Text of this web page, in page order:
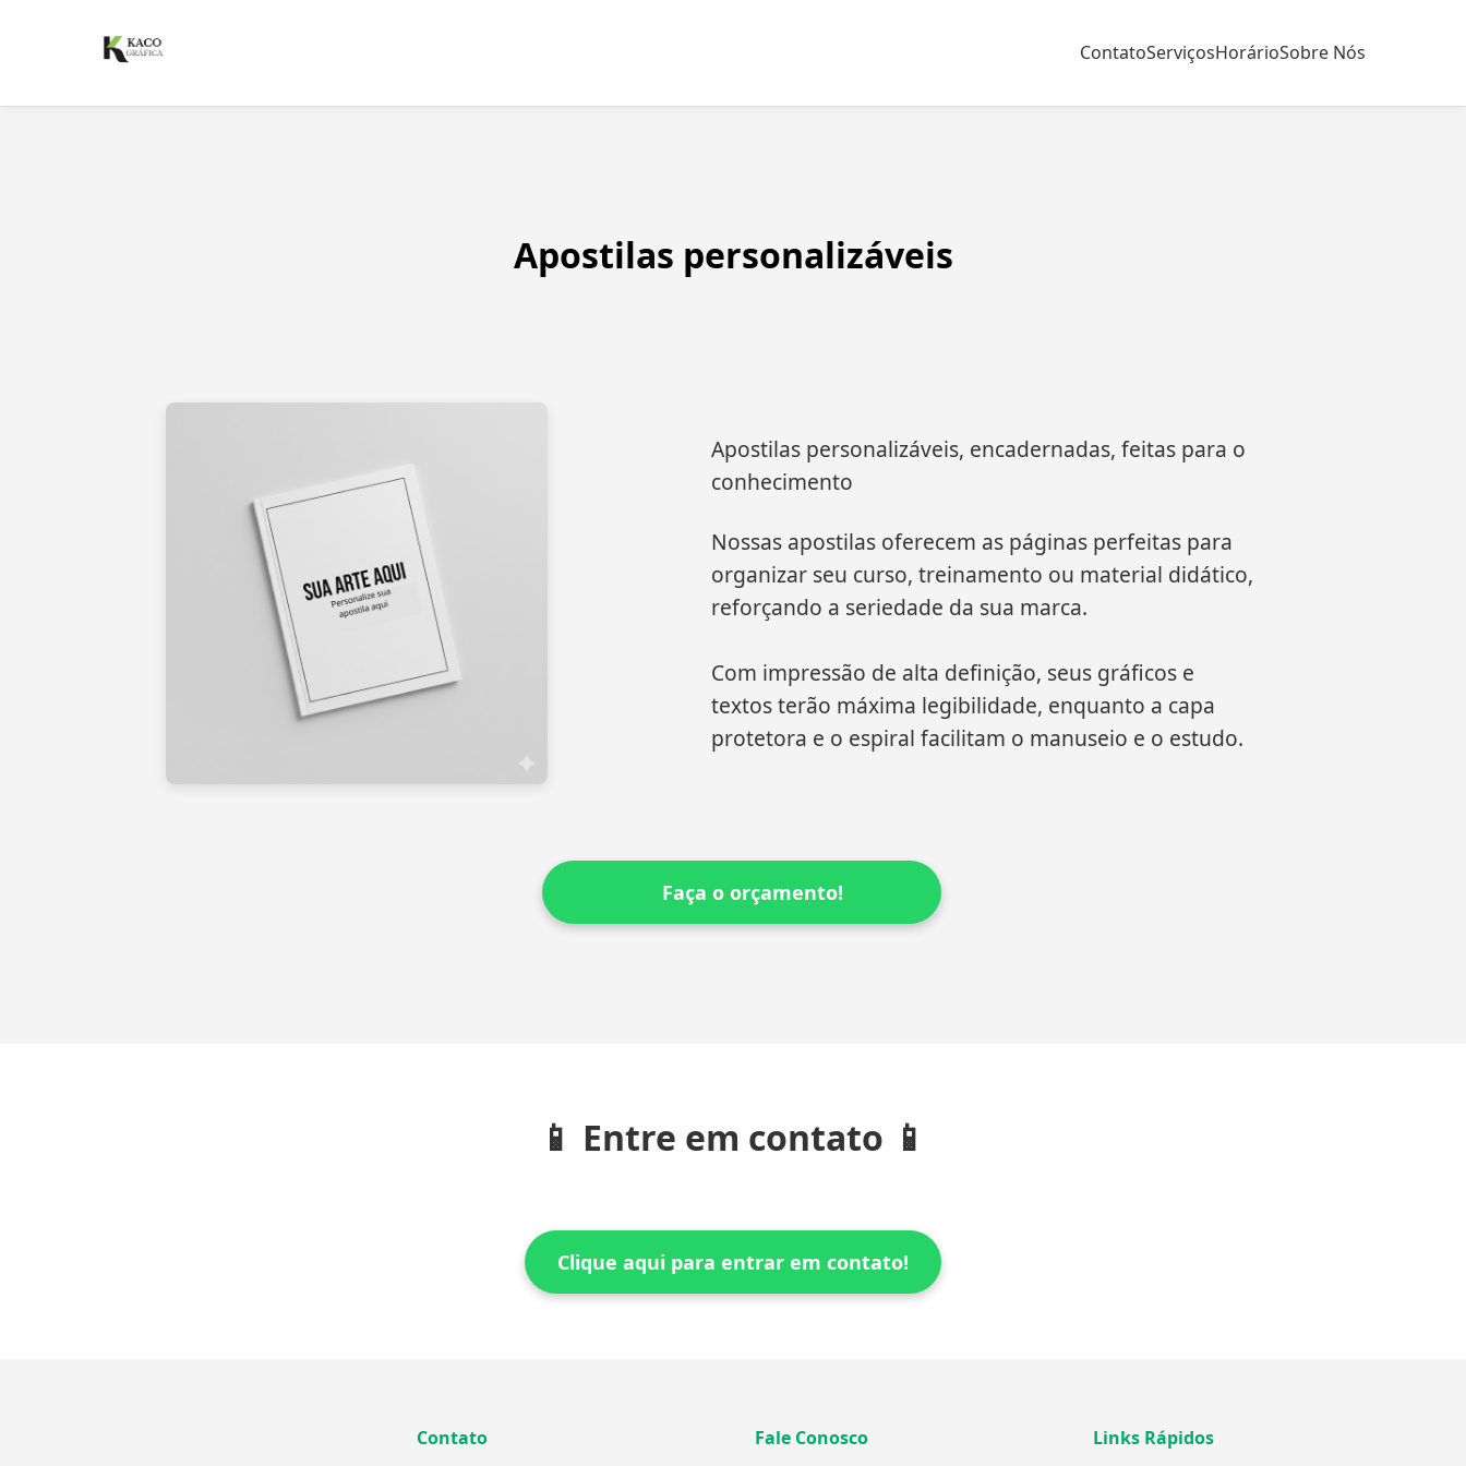
ContatoServiçosHorárioSobre Nós
Apostilas personalizáveis
Apostilas personalizáveis, encadernadas, feitas para o
conhecimento
Nossas apostilas oferecem as páginas perfeitas para
organizar seu curso, treinamento ou material didático,
reforçando a seriedade da sua marca.
Com impressão de alta definição, seus gráficos e
textos terão máxima legibilidade, enquanto a capa
protetora e o espiral facilitam o manuseio e o estudo.
Faça o orçamento!
📱 Entre em contato 📱
Clique aqui para entrar em contato!
Contato Fale Conosco Links Rápidos